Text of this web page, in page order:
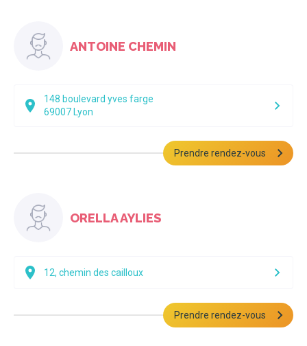
ANTOINE CHEMIN
148 boulevard yves farge
69007 Lyon
Prendre rendez-vous
ORELLA AYLIES
12, chemin des cailloux
Prendre rendez-vous